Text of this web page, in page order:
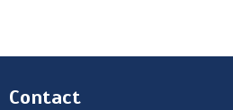
Contact